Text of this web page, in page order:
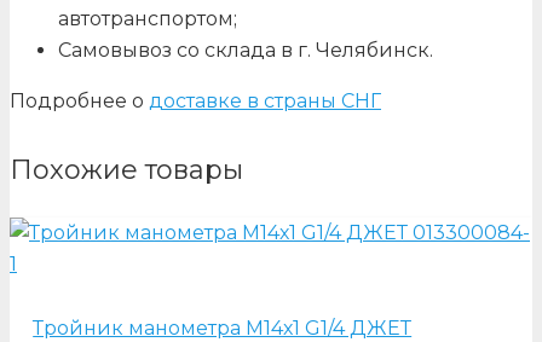
автотранспортом;
Самовывоз со склада в г. Челябинск.
Подробнее о доставке в страны СНГ
Похожие товары
Тройник манометра М14х1 G1/4 ДЖЕТ